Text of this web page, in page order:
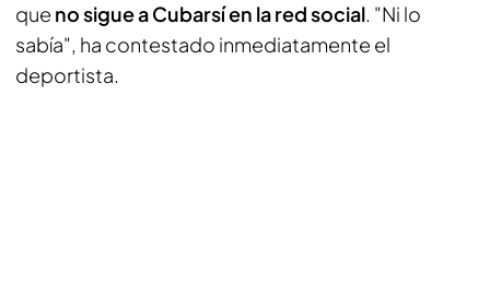
que no sigue a Cubarsí en la red social. "Ni lo
sabía", ha contestado inmediatamente el
deportista.